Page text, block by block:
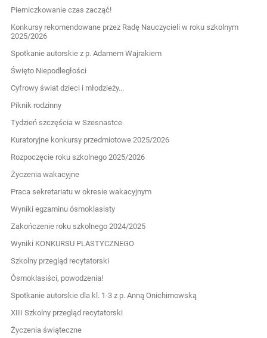
Pierniczkowanie czas zacząć!
Konkursy rekomendowane przez Radę Nauczycieli w roku szkolnym
2025/2026
Spotkanie autorskie z p. Adamem Wajrakiem
Święto Niepodległości
Cyfrowy świat dzieci i młodzieży...
Piknik rodzinny
Tydzień szczęścia w Szesnastce
Kuratoryjne konkursy przedmiotowe 2025/2026
Rozpoczęcie roku szkolnego 2025/2026
Życzenia wakacyjne
Praca sekretariatu w okresie wakacyjnym
Wyniki egzaminu ósmoklasisty
Zakończenie roku szkolnego 2024/2025
Wyniki KONKURSU PLASTYCZNEGO
Szkolny przegląd recytatorski
Ósmoklasiści, powodzenia!
Spotkanie autorskie dla kl. 1-3 z p. Anną Onichimowską
XIII Szkolny przegląd recytatorski
Życzenia świąteczne